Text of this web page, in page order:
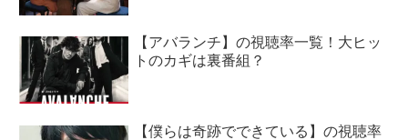
【アバランチ】の視聴率一覧！大ヒッ
トのカギは裏番組？
【僕らは奇跡でできている】の視聴率